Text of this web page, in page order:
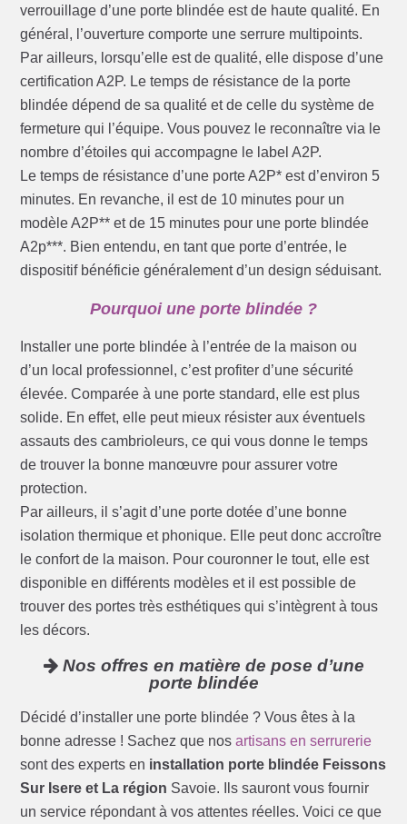
verrouillage d’une porte blindée est de haute qualité. En
général, l’ouverture comporte une serrure multipoints.
Par ailleurs, lorsqu’elle est de qualité, elle dispose d’une
certification A2P. Le temps de résistance de la porte
blindée dépend de sa qualité et de celle du système de
fermeture qui l’équipe. Vous pouvez le reconnaître via le
nombre d’étoiles qui accompagne le label A2P.
Le temps de résistance d’une porte A2P* est d’environ 5
minutes. En revanche, il est de 10 minutes pour un
modèle A2P** et de 15 minutes pour une porte blindée
A2p***. Bien entendu, en tant que porte d’entrée, le
dispositif bénéficie généralement d’un design séduisant.
Pourquoi une porte blindée ?
Installer une porte blindée à l’entrée de la maison ou
d’un local professionnel, c’est profiter d’une sécurité
élevée. Comparée à une porte standard, elle est plus
solide. En effet, elle peut mieux résister aux éventuels
assauts des cambrioleurs, ce qui vous donne le temps
de trouver la bonne manœuvre pour assurer votre
protection.
Par ailleurs, il s’agit d’une porte dotée d’une bonne
isolation thermique et phonique. Elle peut donc accroître
le confort de la maison. Pour couronner le tout, elle est
disponible en différents modèles et il est possible de
trouver des portes très esthétiques qui s’intègrent à tous
les décors.
Nos offres en matière de pose d’une
porte blindée
Décidé d’installer une porte blindée ? Vous êtes à la
bonne adresse ! Sachez que nosartisans en serrurerie
sont des experts en installation porte blindée Feissons
Sur Isere et La région Savoie. Ils sauront vous fournir
un service répondant à vos attentes réelles. Voici ce que